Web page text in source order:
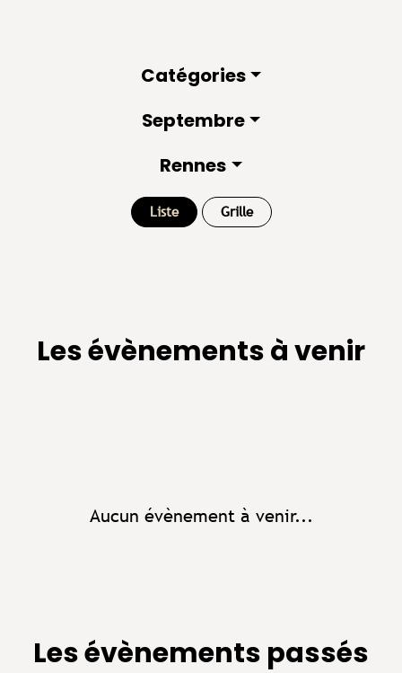
Catégories
Septembre
Rennes
Liste Grille
Les évènements à venir
Aucun évènement à venir...
Les évènements passés